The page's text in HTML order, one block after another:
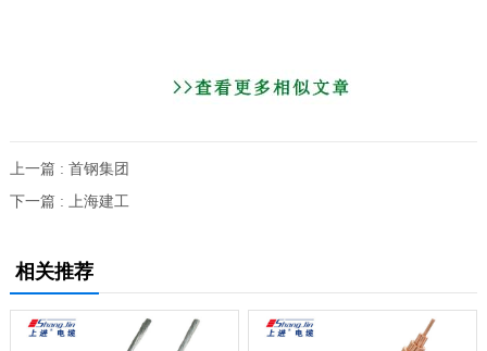
上一篇 : 首钢集团
下一篇 : 上海建工
相关推荐